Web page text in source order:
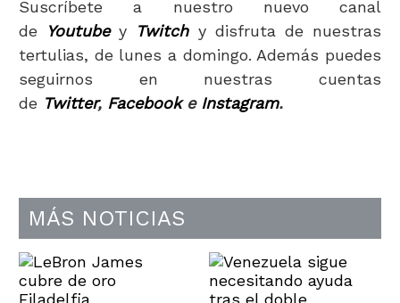
Suscríbete a nuestro nuevo canal
de
Youtubey Twitchy disfruta de nuestras
tertulias, de lunes a domingo. Además puedes
seguirnos en nuestras cuentas
de Twitter, Facebooke Instagram.
MÁS NOTICIAS